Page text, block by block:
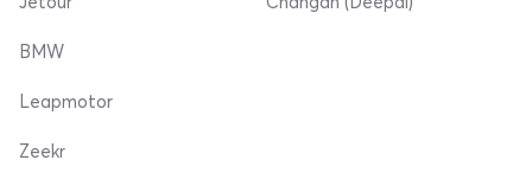
BMW
Leapmotor
Zeekr